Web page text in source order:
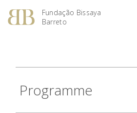
Fundação Bissaya
Barreto
Programme